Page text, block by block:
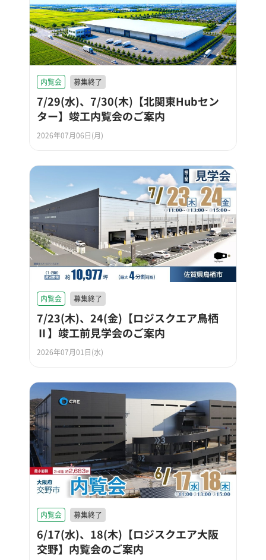
内覧会 募集終了
7/29(水)、7/30(木)【北関東Hubセン
ター】竣工内覧会のご案内
2026年07月06日(月)
内覧会 募集終了
7/23(木)、24(金)【ロジスクエア鳥栖
Ⅱ】竣工前見学会のご案内
2026年07月01日(水)
内覧会 募集終了
6/17(水)、18(木)【ロジスクエア大阪
交野】内覧会のご案内